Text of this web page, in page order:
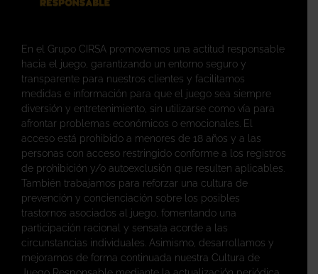
En el Grupo CIRSA promovemos una actitud responsable
hacia el juego, garantizando un entorno seguro y
transparente para nuestros clientes y facilitamos
medidas e información para que el juego sea siempre
diversión y entretenimiento, sin utilizarse como vía para
afrontar problemas económicos o emocionales. El
acceso está prohibido a menores de 18 años y a las
personas con acceso restringido conforme a los registros
de prohibición y/o autoexclusión que resulten aplicables.
También trabajamos para reforzar una cultura de
prevención y concienciación sobre los posibles
trastornos asociados al juego, fomentando una
participación racional y sensata acorde a las
circunstancias individuales. Asimismo, desarrollamos y
mejoramos de forma continuada nuestra Cultura de